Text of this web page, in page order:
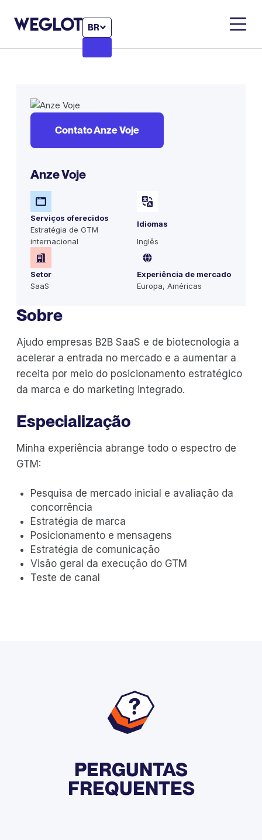
BR
Contato Anze Voje
Anze Voje
Serviços oferecidos
Estratégia de GTM
internacional
Idiomas
Inglês
Setor
SaaS
Experiência de mercado
Europa, Américas
Sobre
Ajudo empresas B2B SaaS e de biotecnologia a
acelerar a entrada no mercado e a aumentar a
receita por meio do posicionamento estratégico
da marca e do marketing integrado.
Especialização
Minha experiência abrange todo o espectro de
GTM:
Pesquisa de mercado inicial e avaliação da
concorrência
Estratégia de marca
Posicionamento e mensagens
Estratégia de comunicação
Visão geral da execução do GTM
Teste de canal
PERGUNTAS
FREQUENTES